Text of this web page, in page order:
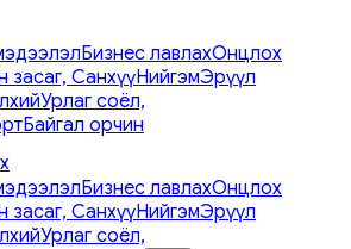
Бизнес лавлахОнцлох
засаг, СанхүүНийгэмЭрүүл
Урлаг соёл,
Байгал орчин
Бизнес лавлахОнцлох
засаг, СанхүүНийгэмЭрүүл
Урлаг соёл,